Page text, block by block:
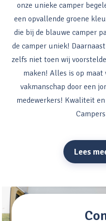
onze unieke camper
een opvallende groene
die bij de blauwe camper
de camper uniek!
zelfs niet toen wij
maken! Alles is op maat
vakmanschap door een
medewerkers! Kwaliteit en
Lees